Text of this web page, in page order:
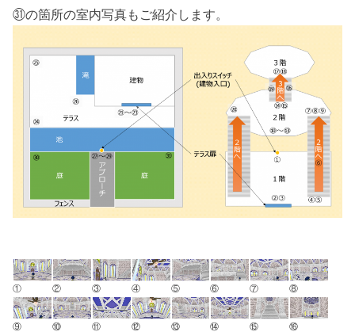
㉛の箇所の室内写真もご紹介します。
① ② ③ ④ ⑤ ⑥ ⑦ ⑧
⑨ ⑩ ⑪ ⑫ ⑬ ⑭ ⑮ ⑯